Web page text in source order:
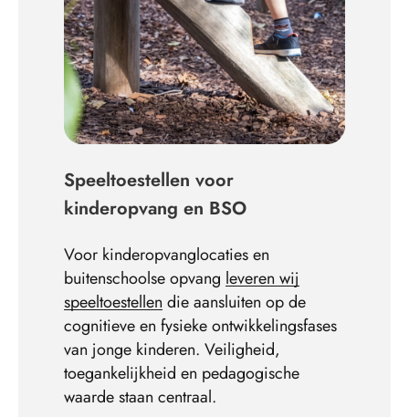
Speeltoestellen voor
kinderopvang en BSO
Voor kinderopvanglocaties en
buitenschoolse opvang leveren wij
speeltoestellen die aansluiten op de
cognitieve en fysieke ontwikkelingsfases
van jonge kinderen. Veiligheid,
toegankelijkheid en pedagogische
waarde staan centraal.